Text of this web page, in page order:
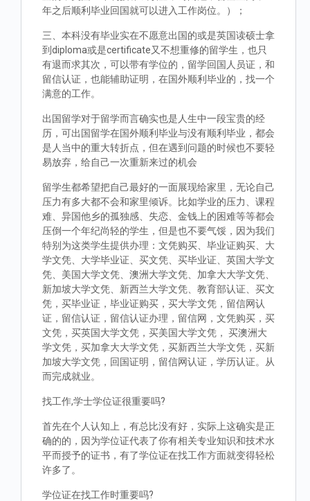
年之后顺利毕业回国就可以进入工作岗位。）；
三、本科没有毕业实在不愿意出国的或是英国读硕士拿
到diploma或是certificate又不想重修的留学生，也只
有退而求其次，可以带有学位的，留学回国人员证，和
留信认证，也能辅助证明，在国外顺利毕业的，找一个
满意的工作。
出国留学对于留学而言确实也是人生中一段宝贵的经
历，可出国留学在国外顺利毕业与没有顺利毕业，都会
是人当中的重大转折点，但在遇到问题的时候也不要轻
易放弃，给自己一次重新来过的机会
留学生都希望把自己最好的一面展现给家里，无论自己
压力有多大都不会和家里倾诉。比如学业的压力、课程
难、异国他乡的孤独感、失恋、金钱上的困难等等都会
压倒一个年纪尚轻的学生，但是也不要气馁，因为我们
特别为这类学生提供办理：文凭购买、毕业证购买、大
学文凭、大学毕业证、买文凭、买毕业证、英国大学文
凭、美国大学文凭、澳洲大学文凭、加拿大大学文凭、
新加坡大学文凭、新西兰大学文凭、教育部认证、买文
凭，买毕业证，毕业证购买，买大学文凭，留信网认
证，留信认证，留信认证办理，留信网，文凭购买，买
文凭，买英国大学文凭，买美国大学文凭， 买澳洲大
学文凭，买加拿大大学文凭，买新西兰大学文凭，买新
加坡大学文凭，回国证明，留信网认证，学历认证。从
而完成就业。
找工作,学士学位证很重要吗?
首先在个人认知上，有总比没有好，实际上这确实是正
确的的，因为学位证代表了你有相关专业知识和技术水
平而授予的证书，有了学位证在找工作方面就变得轻松
许多了。
学位证在找工作时重要吗?